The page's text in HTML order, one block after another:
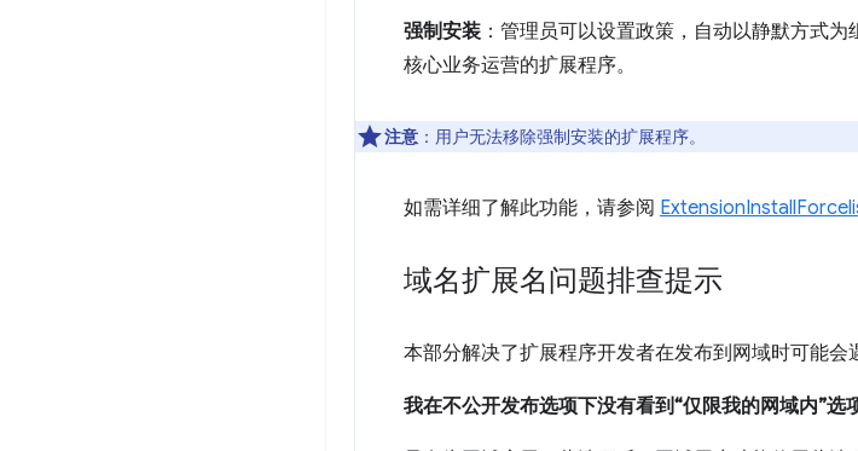
强制安装 ：管理员可以设置政策，自动以静默方式
核心业务运营的扩展程序。
注意 ：用户无法移除强制安装的扩展程序。
如需详细了解此功能，请参阅
域名扩展名问题排查提示
本部分解决了扩展程序开发者在发布到网域时可能会
我在不公开发布选项下没有看到“仅限我的网域内”选项